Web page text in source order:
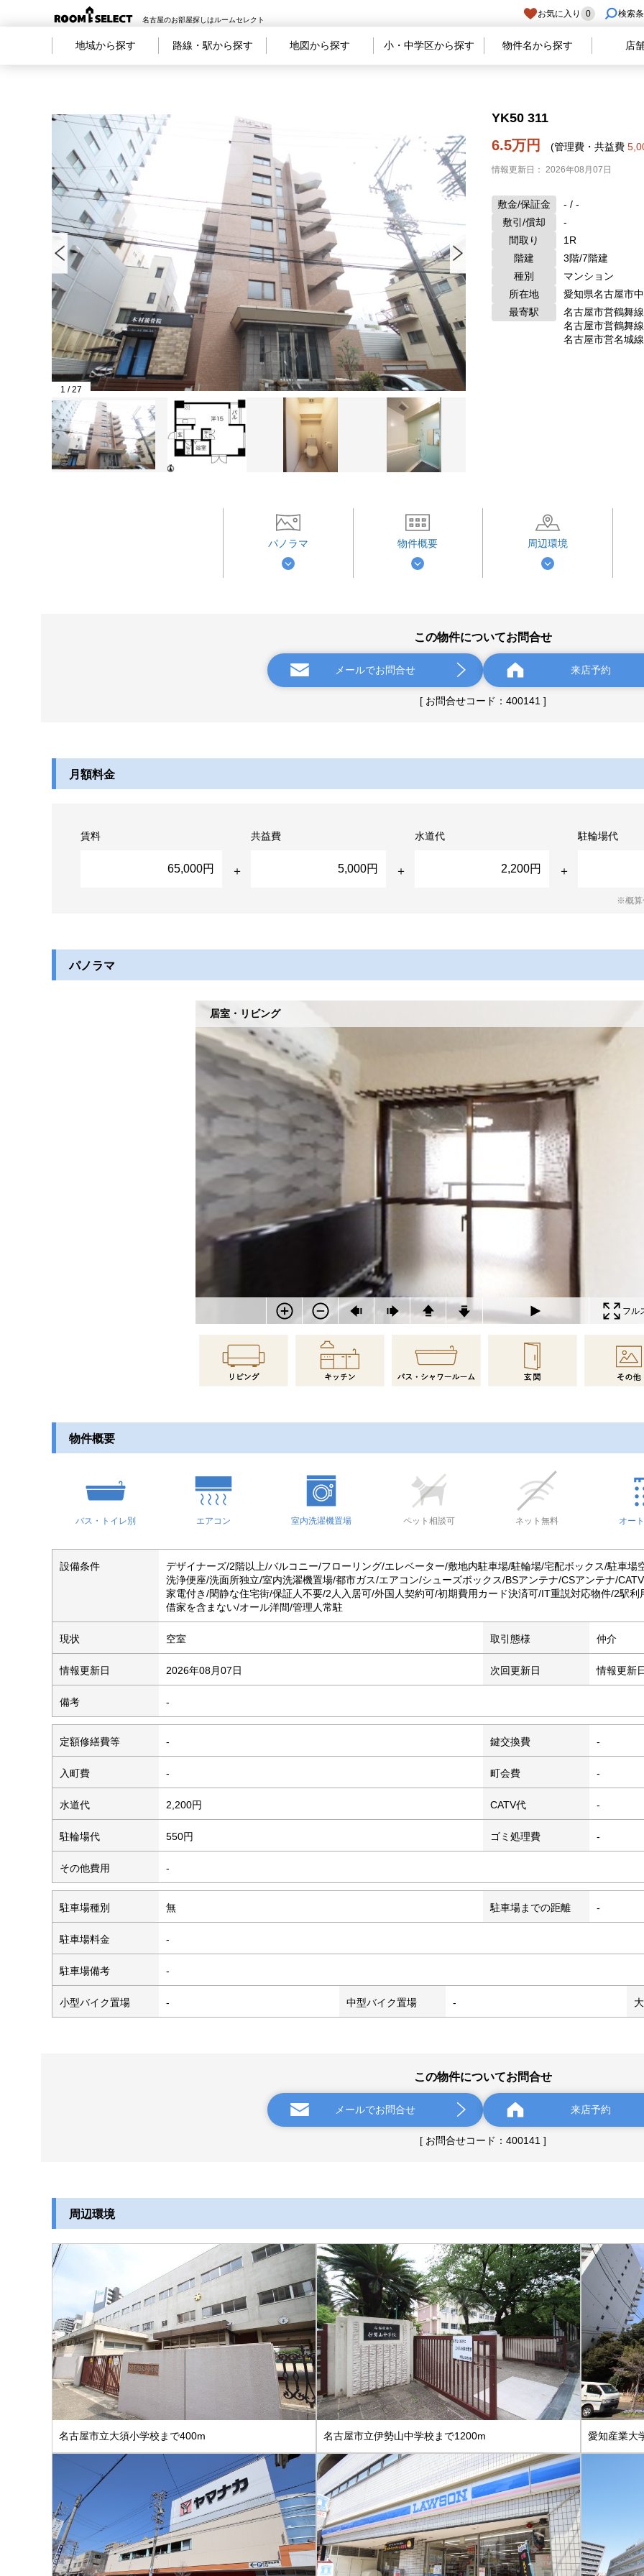
名古屋のお部屋探しはルームセレクト
お気に入り 0 検索
地域から探す 路線・駅から探す 地図から探す 小・中学区から探す 物件名から探す 店
YK50 311
情報更新日： 2026年08月07日
1 /27
6.5万円 (管理費・共益費
敷金/保証金 - / -
敷引/償却
-
間取り
1R
階建
3階/7階建
種別
マンション
所在地
愛知県名古屋市
最寄駅
名古屋市営鶴舞
名古屋市営鶴舞
名古屋市営名城
パノラマ 物件概要 周辺環境
この物件についてお問合せ
メールでお問合せ 来店予約
[ お問合せコード：400141 ]
月額料金
賃料
65,000円
共益費
5,000円
水道代
2,200円
駐輪場代
※概算
パノラマ
居室・リビング
フル
物件概要
バス・トイレ別 エアコン 室内洗濯機置場 ペット相談可 ネット無料 オー
設備条件
デザイナーズ/2階以上/バルコニー/フローリング/エレベーター/敷地内駐車場/駐輪場/宅配ボックス/駐車
洗浄便座/洗面所独立/室内洗濯機置場/都市ガス/エアコン/シューズボックス/BSアンテナ/CSアンテナ/
家電付き/閑静な住宅街/保証人不要/2人入居可/外国人契約可/初期費用カード決済可/IT重説対応物件/2駅
借家を含まない/オール洋間/管理人常駐
現状 空室 取引態様 仲介
情報更新日 2026年08月07日 次回更新日 情報更新
備考 -
定額修繕費等 - 鍵交換費 -
入町費 - 町会費 -
水道代 2,200円 CATV代 -
駐輪場代 550円 ゴミ処理費 -
その他費用 -
駐車場種別 無 駐車場までの距離 -
駐車場料金 -
駐車場備考 -
小型バイク置場 - 中型バイク置場 -
この物件についてお問合せ
メールでお問合せ 来店予約
[ お問合せコード：400141 ]
周辺環境
名古屋市立大須小学校まで400m 名古屋市立伊勢山中学校まで1200m 愛知産業大